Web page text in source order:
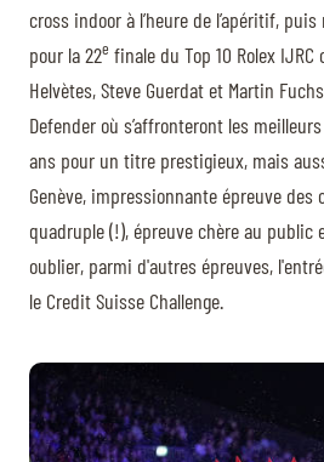
cross indoor à l’heure de l’apéritif,
pour la 22e finale du Top 10 Rolex
Helvètes, Steve Guerdat et Martin
Defender où s’affronteront les
ans pour un titre prestigieux, mais
Genève, impressionnante épreuve des
quadruple (!), épreuve chère au public
oublier, parmi d'autres épreuves,
le Credit Suisse Challenge.